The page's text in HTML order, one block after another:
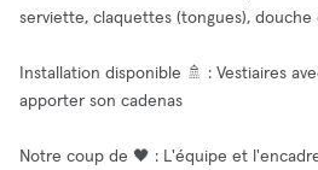
serviette, claquettes (tongues), douche
Installation disponible 🚿 : Vestiaires
apporter son cadenas
Notre coup de 🖤 : L'équipe et